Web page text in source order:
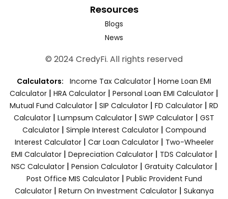
Resources
Blogs
News
© 2024 CredyFi. All rights reserved
Calculators: Income Tax Calculator | Home Loan EMI
Calculator | HRA Calculator | Personal Loan EMI Calculator |
Mutual Fund Calculator | SIP Calculator | FD Calculator | RD
Calculator | Lumpsum Calculator | SWP Calculator | GST
Calculator| Simple Interest Calculator| Compound
Interest Calculator| Car Loan Calculator| Two-Wheeler
EMI Calculator| Depreciation Calculator| TDS Calculator|
NSC Calculator| Pension Calculator| Gratuity Calculator|
Post Office MIS Calculator| Public Provident Fund
Calculator| Return On Investment Calculator| Sukanya